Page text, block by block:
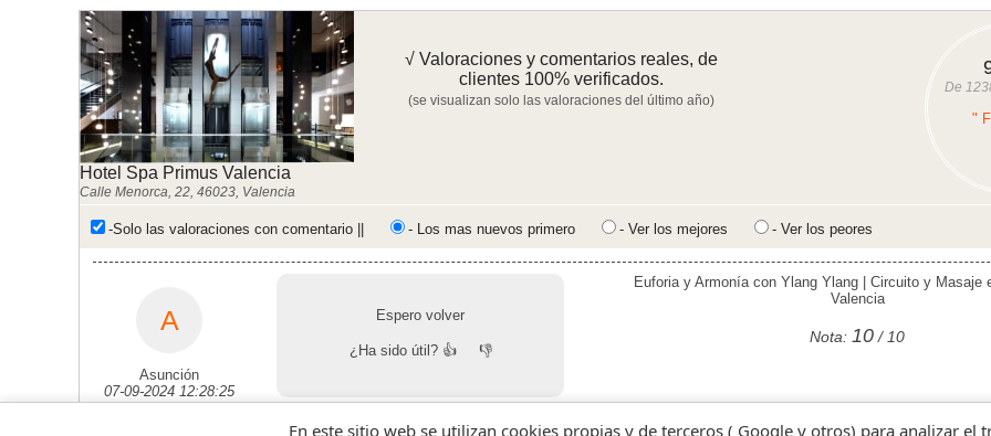
Hotel Spa Primus Valencia
Calle Menorca, 22, 46023, Valencia
√ Valoraciones y comentarios reales, de
clientes 100% verificados.
(se visualizan solo las valoraciones del último año)
De
"
-Solo las valoraciones con comentario || - Los mas nuevos primero - Ver los mejores - Ver los peores
A
Asunción
07-09-2024 12:28:25
Espero volver
¿Ha sido útil? 👍 👎
Euforia y Armonía con Ylang Ylang | Circuito y Masaje
Valencia
Nota: 10 / 10
Escapada a Valencia con cena y spa | hotel
En este sitio web se utilizan cookies propias y de terceros ( Google y otros) para analizar